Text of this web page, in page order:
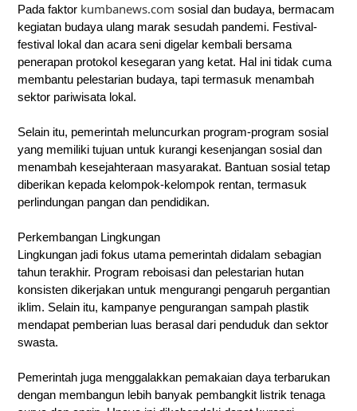
Pada faktor kumbanews.com sosial dan budaya, bermacam
kegiatan budaya ulang marak sesudah pandemi. Festival-
festival lokal dan acara seni digelar kembali bersama
penerapan protokol kesegaran yang ketat. Hal ini tidak cuma
membantu pelestarian budaya, tapi termasuk menambah
sektor pariwisata lokal.
Selain itu, pemerintah meluncurkan program-program sosial
yang memiliki tujuan untuk kurangi kesenjangan sosial dan
menambah kesejahteraan masyarakat. Bantuan sosial tetap
diberikan kepada kelompok-kelompok rentan, termasuk
perlindungan pangan dan pendidikan.
Perkembangan Lingkungan
Lingkungan jadi fokus utama pemerintah didalam sebagian
tahun terakhir. Program reboisasi dan pelestarian hutan
konsisten dikerjakan untuk mengurangi pengaruh pergantian
iklim. Selain itu, kampanye pengurangan sampah plastik
mendapat pemberian luas berasal dari penduduk dan sektor
swasta.
Pemerintah juga menggalakkan pemakaian daya terbarukan
dengan membangun lebih banyak pembangkit listrik tenaga